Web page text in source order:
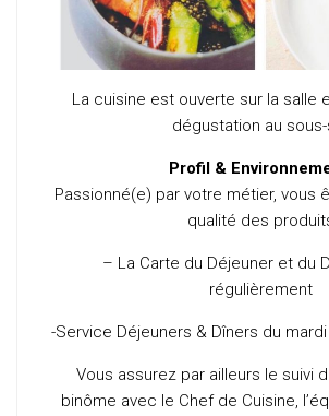
La cuisine est ouverte sur la salle
dégustation au sous-
Profil &
Passionné(e) par votre métier, vous
qualité des
– La Carte du Déjeuner et du
régulièrement
-Service Déjeuners & Dîners du
Vous assurez par ailleurs le suivi
binôme avec le Chef de Cuisine,